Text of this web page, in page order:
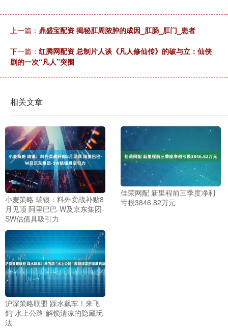
上一篇： 鼎盛宝配资 揭秘肛周脓肿的成因_肛肠_肛门_患者
下一篇： 红腾网配资 总制片人谈《凡人修仙传》的破与立：仙侠
剧的一次“凡人”突围
相关文章
小麦策略 瑞银：料外卖战补贴8
月见顶 阿里巴巴-W及京东集团-
SW估值具吸引力
佳荣网配 新里程前三季度净利
亏损3846.82万元
沪深策略联盟 踩水飙车！来飞
鸽“水上公路”解锁清凉的隐藏玩
法